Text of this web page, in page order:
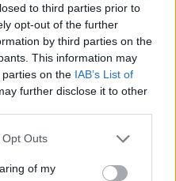
to third parties prior to
opt-out of the further
by third parties on the
This information may
on the IAB’s List of
further disclose it to other
uses one or more Google
behaviour. You may click to
Outs
of my
24 ÓRA TOVÁBBI HÍREI